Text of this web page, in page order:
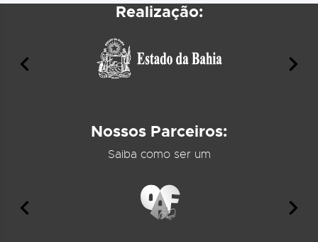
Realização:
Nossos Parceiros:
Saiba como ser um